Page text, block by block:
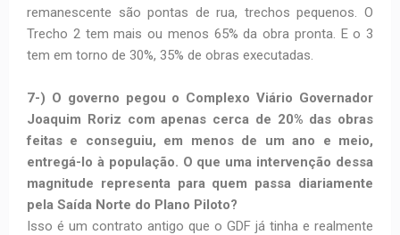
remanescente são pontas de rua, trechos pequenos. O
Trecho 2 tem mais ou menos 65% da obra pronta. E o 3
tem em torno de 30%, 35% de obras executadas.
7-) O governo pegou o Complexo Viário Governador
Joaquim Roriz com apenas cerca de 20% das obras
feitas e conseguiu, em menos de um ano e meio,
entregá-lo à população. O que uma intervenção dessa
magnitude representa para quem passa diariamente
pela Saída Norte do Plano Piloto?
Isso é um contrato antigo que o GDF já tinha e realmente